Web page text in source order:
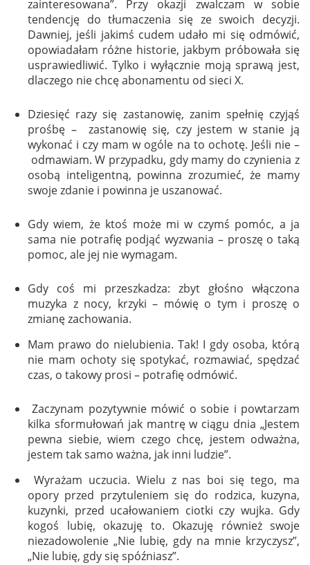
zainteresowana”. Przy okazji zwalczam w sobie
tendencję do tłumaczenia się ze swoich decyzji.
Dawniej, jeśli jakimś cudem udało mi się odmówić,
opowiadałam różne historie, jakbym próbowała się
usprawiedliwić. Tylko i wyłącznie moją sprawą jest,
dlaczego nie chcę abonamentu od sieci X.
Dziesięć razy się zastanowię, zanim spełnię czyjąś
prośbę – zastanowię się, czy jestem w stanie ją
wykonać i czy mam w ogóle na to ochotę. Jeśli nie –
odmawiam. W przypadku, gdy mamy do czynienia z
osobą inteligentną, powinna zrozumieć, że mamy
swoje zdanie i powinna je uszanować.
Gdy wiem, że ktoś może mi w czymś pomóc, a ja
sama nie potrafię podjąć wyzwania – proszę o taką
pomoc, ale jej nie wymagam.
Gdy coś mi przeszkadza: zbyt głośno włączona
muzyka z nocy, krzyki – mówię o tym i proszę o
zmianę zachowania.
Mam prawo do nielubienia. Tak! I gdy osoba, którą
nie mam ochoty się spotykać, rozmawiać, spędzać
czas, o takowy prosi – potrafię odmówić.
Zaczynam pozytywnie mówić o sobie i powtarzam
kilka sformułowań jak mantrę w ciągu dnia „Jestem
pewna siebie, wiem czego chcę, jestem odważna,
jestem tak samo ważna, jak inni ludzie”.
Wyrażam uczucia. Wielu z nas boi się tego, ma
opory przed przytuleniem się do rodzica, kuzyna,
kuzynki, przed ucałowaniem ciotki czy wujka. Gdy
kogoś lubię, okazuję to. Okazuję również swoje
niezadowolenie „Nie lubię, gdy na mnie krzyczysz”,
„Nie lubię, gdy się spóźniasz”.